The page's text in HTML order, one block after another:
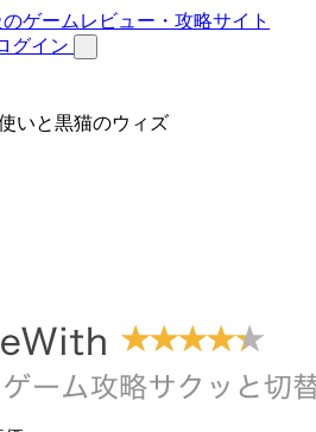
グイン
いと黒猫のウィズ